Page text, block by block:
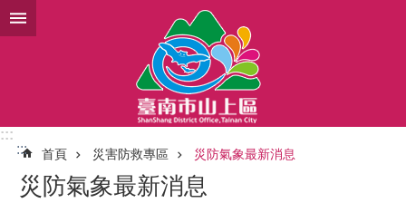
跳到主要內容區塊
:::
:::
首頁 災害防救專區 災防氣象最新消息
災防氣象最新消息